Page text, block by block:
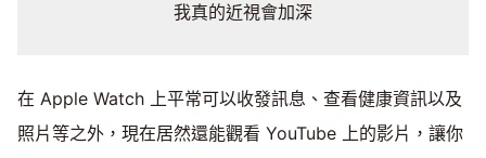
我真的近視會加深
在 Apple Watch 上平常可以收發訊息、查看健康資訊以及
照片等之外，現在居然還能觀看 YouTube 上的影片，讓你